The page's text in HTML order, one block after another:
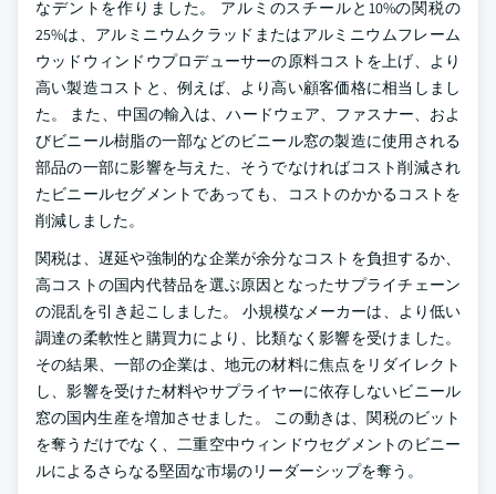
なデントを作りました。 アルミのスチールと10%の関税の
25%は、アルミニウムクラッドまたはアルミニウムフレーム
ウッドウィンドウプロデューサーの原料コストを上げ、より
高い製造コストと、例えば、より高い顧客価格に相当しまし
た。 また、中国の輸入は、ハードウェア、ファスナー、およ
びビニール樹脂の一部などのビニール窓の製造に使用される
部品の一部に影響を与えた、そうでなければコスト削減され
たビニールセグメントであっても、コストのかかるコストを
削減しました。
関税は、遅延や強制的な企業が余分なコストを負担するか、
高コストの国内代替品を選ぶ原因となったサプライチェーン
の混乱を引き起こしました。 小規模なメーカーは、より低い
調達の柔軟性と購買力により、比類なく影響を受けました。
その結果、一部の企業は、地元の材料に焦点をリダイレクト
し、影響を受けた材料やサプライヤーに依存しないビニール
窓の国内生産を増加させました。 この動きは、関税のビット
を奪うだけでなく、二重空中ウィンドウセグメントのビニー
ルによるさらなる堅固な市場のリーダーシップを奪う。